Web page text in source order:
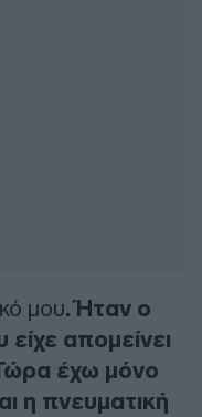
μου. Ήταν ο
απομείνει
έχω μόνο
η πνευματική